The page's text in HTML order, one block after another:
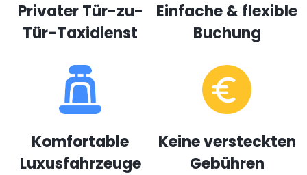
Privater Tür-zu-
Tür-Taxidienst
Einfache & flexible
Buchung
Komfortable
Luxusfahrzeuge
Keine versteckten
Gebühren